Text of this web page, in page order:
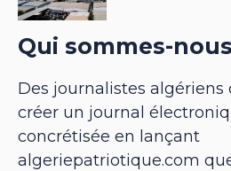
Qui sommes-
Des journalistes algériens
créer un journal
concrétisée en lançant
algeriepatriotique.com